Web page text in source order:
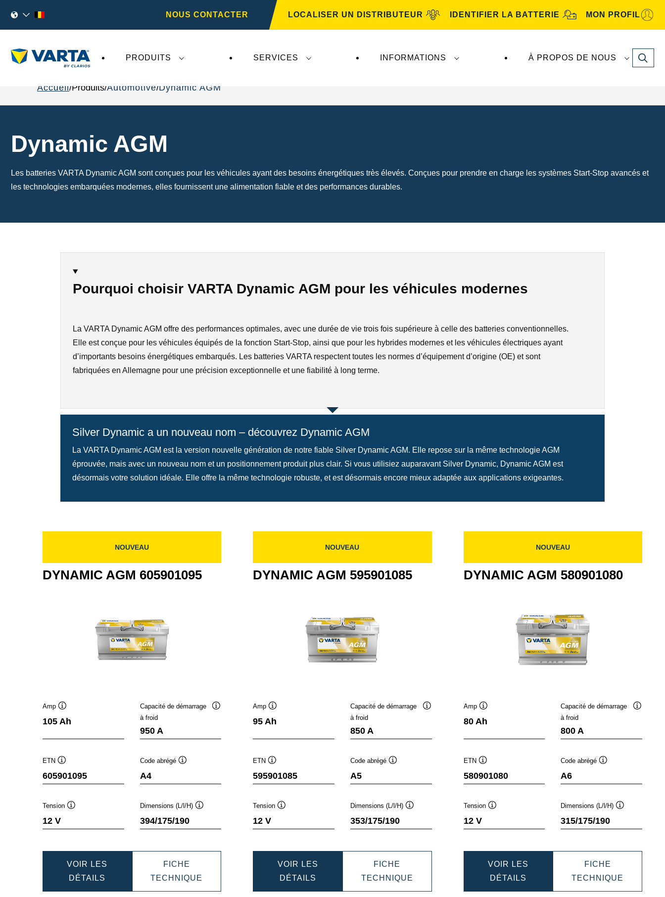
NOUS CONTACTER LOCALISER UN DISTRIBUTEUR IDENTIFIER LA BATTERIE MON PROFIL
PRODUITS SERVICES INFORMATIONS À PROPOS DE NOUS Search
Accueil Produits Automotive Dynamic AGM
Dynamic AGM
Les batteries VARTA Dynamic AGM sont conçues pour les véhicules ayant des besoins énergétiques très élevés. Conçues pour prendre en charge les systèmes Start-Stop avancés et
les technologies embarquées modernes, elles fournissent une alimentation fiable et des performances durables.
Pourquoi choisir VARTA Dynamic AGM pour les véhicules modernes
La VARTA Dynamic AGM offre des performances optimales, avec une durée de vie trois fois supérieure à celle des batteries conventionnelles.
Elle est conçue pour les véhicules équipés de la fonction Start-Stop, ainsi que pour les hybrides modernes et les véhicules électriques ayant
d’importants besoins énergétiques embarqués. Les batteries VARTA respectent toutes les normes d’équipement d’origine (OE) et sont
fabriquées en Allemagne pour une précision exceptionnelle et une fiabilité à long terme.
Silver Dynamic a un nouveau nom – découvrez Dynamic AGM
La VARTA Dynamic AGM est la version nouvelle génération de notre fiable Silver Dynamic AGM. Elle repose sur la même technologie AGM
éprouvée, mais avec un nouveau nom et un positionnement produit plus clair. Si vous utilisiez auparavant Silver Dynamic, Dynamic AGM est
désormais votre solution idéale. Elle offre la même technologie robuste, et est désormais encore mieux adaptée aux applications exigeantes.
NOUVEAU
DYNAMIC AGM 605901095
Amp
105 Ah
Capacité de démarrage
à froid
950 A
ETN
605901095
Code abrégé
A4
Tension
12 V
Dimensions (L/l/H)
394/175/190
VOIR LES
DÉTAILS
AGM
FICHE
TECHNIQUE
AGM
NOUVEAU
DYNAMIC AGM 595901085
Amp
95 Ah
Capacité de démarrage
à froid
850 A
ETN
595901085
Code abrégé
A5
Tension
12 V
Dimensions (L/l/H)
353/175/190
VOIR LES
DÉTAILS
AGM
FICHE
TECHNIQUE
AGM
NOUVEAU
DYNAMIC AGM 580901080
Amp
80 Ah
Capacité de démarrage
à froid
800 A
ETN
580901080
Code abrégé
A6
Tension
12 V
Dimensions (L/l/H)
315/175/190
VOIR LES
DÉTAILS
AGM
FICHE
TECHNIQUE
AGM